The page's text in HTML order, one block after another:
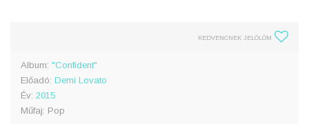
KEDVENCNEK JELÖLÖM
Album: "Confident"
Előadó: Demi Lovato
Év: 2015
Műfaj: Pop